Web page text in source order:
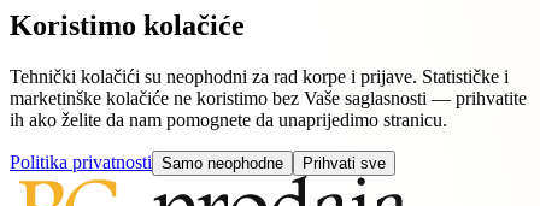
Koristimo kolačiće
Tehnički kolačići su neophodni za rad korpe i prijave. Statističke i
marketinške kolačiće ne koristimo bez Vaše saglasnosti — prihvatite
ih ako želite da nam pomognete da unaprijedimo stranicu.
Politika privatnosti Samo neophodne Prihvati sve